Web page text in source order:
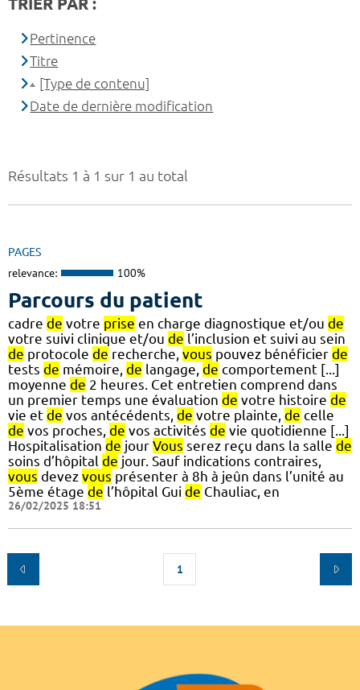
Résultats 1 à 1 sur 1 au total
PAGES
relevance: 100%
Parcours du patient
cadre de votre prise en charge diagnostique et/ou de
votre suivi clinique et/ou de l’inclusion et suivi au sein
de protocole de recherche, vous pouvez bénéficier de
tests de mémoire, de langage, de comportement [...]
moyenne de 2 heures. Cet entretien comprend dans
un premier temps une évaluation de votre histoire de
vie et de vos antécédents, de votre plainte, de celle
de vos proches, de vos activités de vie quotidienne [...]
Hospitalisation de jour Vous serez reçu dans la salle de
soins d’hôpital de jour. Sauf indications contraires,
vous devez vous présenter à 8h à jeûn dans l’unité au
5ème étage de l’hôpital Gui de Chauliac, en
26/02/2025 18:51
1
TRIER PAR :
Pertinence
Titre
[Type de contenu]
Date de dernière modification